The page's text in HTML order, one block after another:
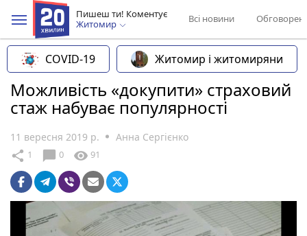
Пишеш ти! Коментує
Житомир
Всі новини
COVID-19 Житомир і житомиряни
Можливість «докупити» страховий
стаж набуває популярності
11 вересня 2019 р. Анна Сергієнко
share 1 chat_bubble 0 visibility 91